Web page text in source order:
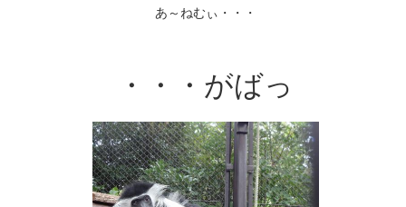
あ～ねむぃ・・・
・・・がばっ